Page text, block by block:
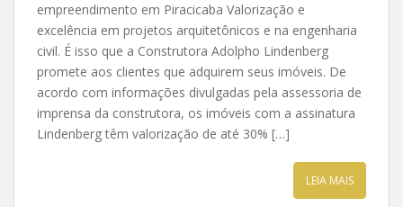
empreendimento em Piracicaba Valorização e
excelência em projetos arquitetônicos e na engenharia
civil. É isso que a Construtora Adolpho Lindenberg
promete aos clientes que adquirem seus imóveis. De
acordo com informações divulgadas pela assessoria de
imprensa da construtora, os imóveis com a assinatura
Lindenberg têm valorização de até 30% […]
LEIA MAIS